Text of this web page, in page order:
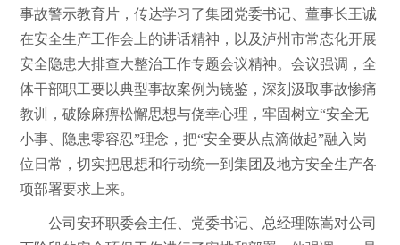
事故警示教育片，传达学习了集团党委书记、董事长王诚
在安全生产工作会上的讲话精神，以及泸州市常态化开展
安全隐患大排查大整治工作专题会议精神。会议强调，全
体干部职工要以典型事故案例为镜鉴，深刻汲取事故惨痛
教训，破除麻痹松懈思想与侥幸心理，牢固树立“安全无
小事、隐患零容忍”理念，把“安全要从点滴做起”融入岗
位日常，切实把思想和行动统一到集团及地方安全生产各
项部署要求上来。
公司安环职委会主任、党委书记、总经理陈嵩对公司